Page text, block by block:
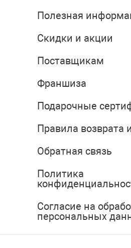
Полезная
Скидки и акции
Поставщикам
Франшиза
Подарочные
Правила возврата
Обратная связь
Политика
Согласие на
персональных